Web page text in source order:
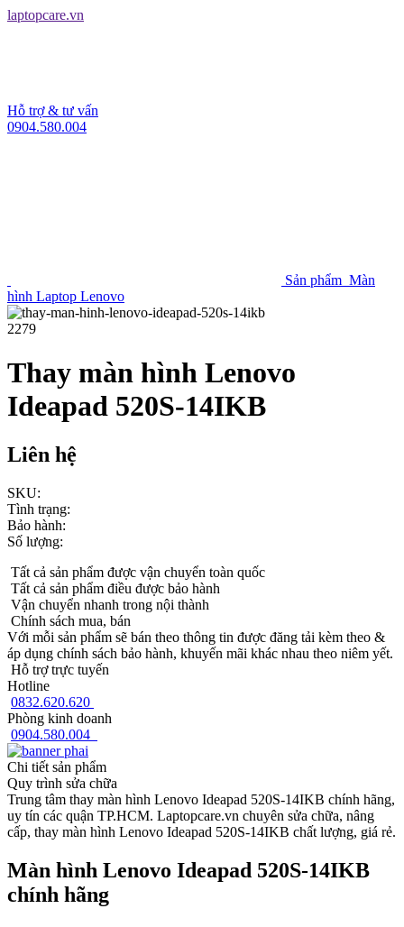
laptopcare.vn
Hỗ trợ & tư vấn
0904.580.004
Sản phẩm Màn
hình Laptop Lenovo
2279
Thay màn hình Lenovo
Ideapad 520S-14IKB
Liên hệ
SKU:
Tình trạng:
Bảo hành:
Số lượng:
Tất cả sản phẩm được vận chuyển toàn quốc
Tất cả sản phẩm điều được bảo hành
Vận chuyển nhanh trong nội thành
Chính sách mua, bán
Với mỗi sản phẩm sẽ bán theo thông tin được đăng tải kèm theo &
áp dụng chính sách bảo hành, khuyến mãi khác nhau theo niêm yết.
Hỗ trợ trực tuyến
Hotline
0832.620.620
Phòng kinh doanh
0904.580.004
Chi tiết sản phẩm
Quy trình sửa chữa
Trung tâm thay màn hình Lenovo Ideapad 520S-14IKB chính hãng,
uy tín các quận TP.HCM. Laptopcare.vn chuyên sửa chữa, nâng
cấp, thay màn hình Lenovo Ideapad 520S-14IKB chất lượng, giá rẻ.
Màn hình Lenovo Ideapad 520S-14IKB
chính hãng